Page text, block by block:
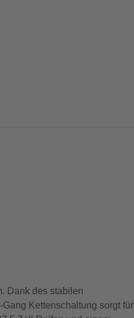
Dank des stabilen
Kettenschaltung sorgt für